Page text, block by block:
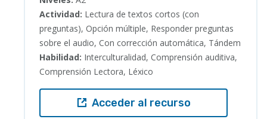
Actividad: Lectura de textos cortos (con
preguntas), Opción múltiple, Responder preguntas
sobre el audio, Con corrección automática, Tándem
Habilidad: Interculturalidad, Comprensión auditiva,
Comprensión Lectora, Léxico
Acceder al recurso